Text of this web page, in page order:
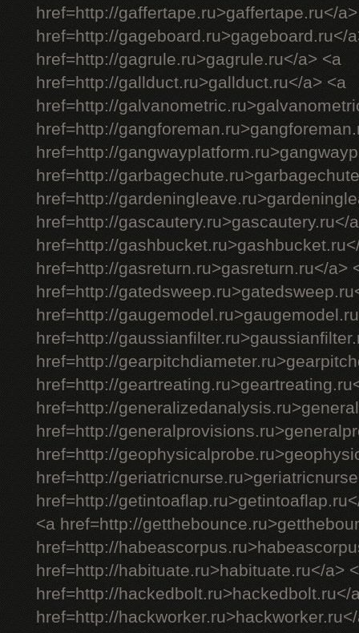
href=http://gaffertape.ru>gaffertape.ru</
href=http://gageboard.ru>gageboard.ru</
href=http://gagrule.ru>gagrule.ru</a> <a
href=http://gallduct.ru>gallduct.ru</a> <a
href=http://
href=http://
href=http://
href=http://
href=http://
href=http://gascautery.ru>gascautery.ru</
href=http://
href=http://gasreturn.ru>gasreturn.ru</a>
href=http://
href=http://
href=http://
href=http://
href=http://
href=http://
href=http://
href=http://
href=http://
href=http://
<a href=http://
href=http://
href=http://habituate.ru>habituate.ru</a>
href=http://hackedbolt.ru>hackedbolt.ru</
href=http://